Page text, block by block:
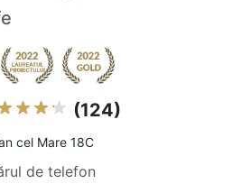
(124)
cel Mare 18C
de telefon